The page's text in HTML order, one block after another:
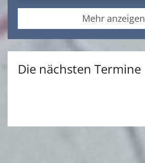
Mehr anzeigen
Die nächsten Termine